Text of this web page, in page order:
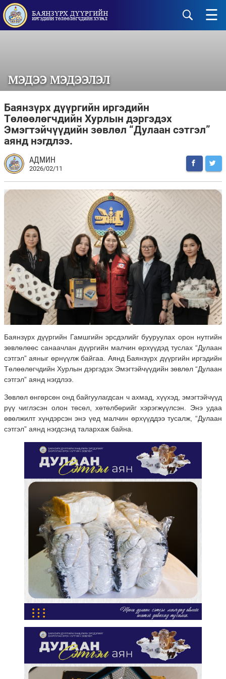
☰
МЭДЭЭ МЭДЭЭЛЭЛ
Баянзүрх дүүргийн иргэдийн
Төлөөлөгчдийн Хурлын дэргэдэх
Эмэгтэйчүүдийн зөвлөл “Дулаан сэтгэл”
аянд нэгдлээ.
АДМИН
2026/02/11
Баянзүрх дүүргийн Гамшгийн эрсдэлийг бууруулах орон нутгийн
зөвлөлөөс санаачлан дүүргийн малчин өрхүүдэд туслах “Дулаан
сэтгэл” аяныг өрнүүлж байгаа. Аянд Баянзүрх дүүргийн иргэдийн
Төлөөлөгчдийн Хурлын дэргэдэх Эмэгтэйчүүдийн зөвлөл “Дулаан
сэтгэл” аянд нэгдлээ.
Зөвлөл өнгөрсөн онд байгуулагдсан ч ахмад, хүүхэд, эмэгтэйчүүд
рүү чиглэсэн олон төсөл, хөтөлбөрийг хэрэгжүүлсэн. Энэ удаа
өвөлжилт хүндэрсэн энэ үед малчин өрхүүддээ тусалж, “Дулаан
сэтгэл” аянд нэгдсэнд талархаж байна.